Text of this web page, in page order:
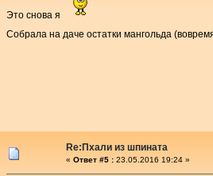
Это снова я
Собрала на даче остатки мангольда
Re:Пхали из шпината
« Ответ #5 : 23.05.2016 19:24 »